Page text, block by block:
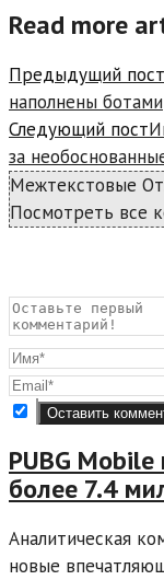
Read more
Предыдущий пост
наполнены ботами
Следующий пост
за
Межтекстовые
Посмотреть все
PUBG
более 7.4
Аналитическая
новые